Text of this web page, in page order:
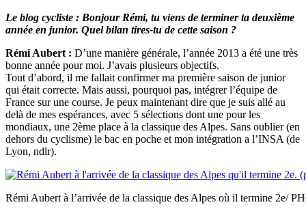
Le blog cycliste : Bonjour Rémi, tu viens de terminer ta deuxième
année en junior. Quel bilan tires-tu de cette saison ?
Rémi Aubert : D’une manière générale, l’année 2013 a été une très
bonne année pour moi. J’avais plusieurs objectifs.
Tout d’abord, il me fallait confirmer ma première saison de junior
qui était correcte. Mais aussi, pourquoi pas, intégrer l’équipe de
France sur une course. Je peux maintenant dire que je suis allé au
delà de mes espérances, avec 5 sélections dont une pour les
mondiaux, une 2ème place à la classique des Alpes. Sans oublier (en
dehors du cyclisme) le bac en poche et mon intégration a l’INSA (de
Lyon, ndlr).
Rémi Aubert à l’arrivée de la classique des Alpes où il termine 2e/